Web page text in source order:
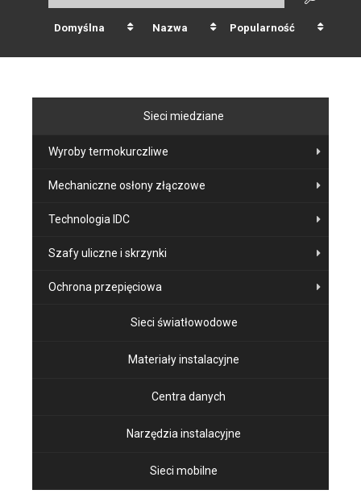
Domyślna Nazwa Popularność
Sieci miedziane
Wyroby termokurczliwe
Mechaniczne osłony złączowe
Technologia IDC
Szafy uliczne i skrzynki
Ochrona przepięciowa
Sieci światłowodowe
Materiały instalacyjne
Centra danych
Narzędzia instalacyjne
Sieci mobilne